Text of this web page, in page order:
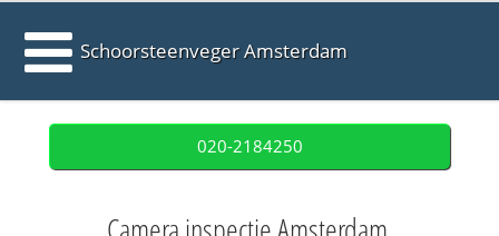
Schoorsteenveger Amsterdam
020-2184250